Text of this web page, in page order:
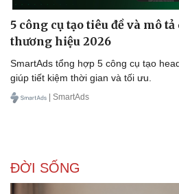
5 công cụ tạo tiêu đề và mô
thương hiệu 2026
SmartAds tổng hợp 5 công cụ tạo
giúp tiết kiệm thời gian và tối ưu.
| SmartAds
ĐỜI SỐNG